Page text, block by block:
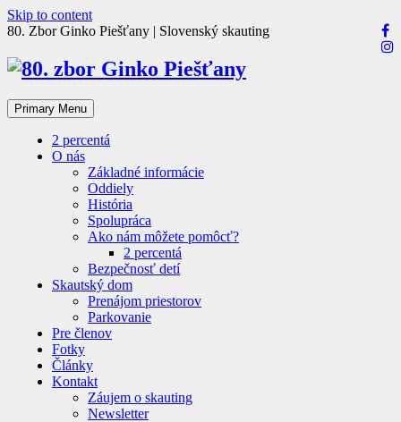
Skip to content
80. Zbor Ginko Piešťany | Slovenský skauting
Primary Menu
2 percentá
O nás
Základné informácie
Oddiely
História
Spolupráca
Ako nám môžete pomôcť?
2 percentá
Bezpečnosť detí
Skautský dom
Prenájom priestorov
Parkovanie
Pre členov
Fotky
Články
Kontakt
Záujem o skauting
Newsletter